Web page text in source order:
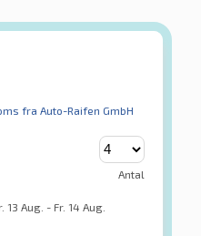
fra Auto-Raifen GmbH
Antal
Aug. - Fr. 14 Aug.